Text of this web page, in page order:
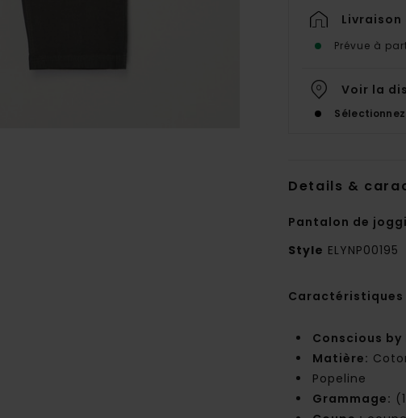
Prévue à
Voir la
Details &
Pantalon de
Style ELYNP00195
Caractéristiques
Conscious by
Matière:
Popeline
Grammage: